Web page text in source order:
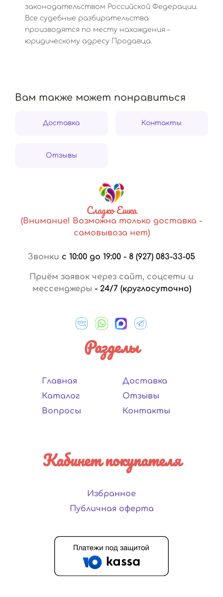
законодательством Российской Федерации.
Все судебные разбирательства
производятся по месту нахождения –
юридическому адресу Продавца.
Вам также может понравиться
Доставка Контакты
Отзывы
Сладко Ешка
(Внимание! Возможна только доставка -
самовывоза нет)
Звонки с 10:00 до 19:00 - 8 (927) 083-33-05
Приём заявок через сайт, соцсети и
мессенджеры - 24/7 (круглосуточно)
Разделы
Главная
Каталог
Вопросы
Доставка
Отзывы
Контакты
Кабинет покупателя
Избранное
Публичная оферта